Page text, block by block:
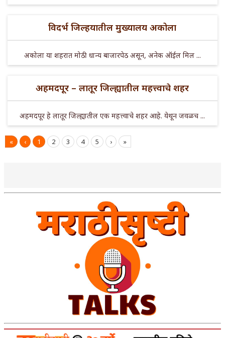
विदर्भ जिल्हयातील मुख्यालय अकोला
अकोला या शहरात मोठी धान्य बाजारपेठ असून, अनेक ऑईल मिल ...
अहमदपूर – लातूर जिल्ह्यातील महत्त्वाचे शहर
अहमदपूर हे लातूर जिल्ह्यातील एक महत्त्वाचे शहर आहे. येथून जवळच ...
« ‹ 1 2 3 4 5 › »